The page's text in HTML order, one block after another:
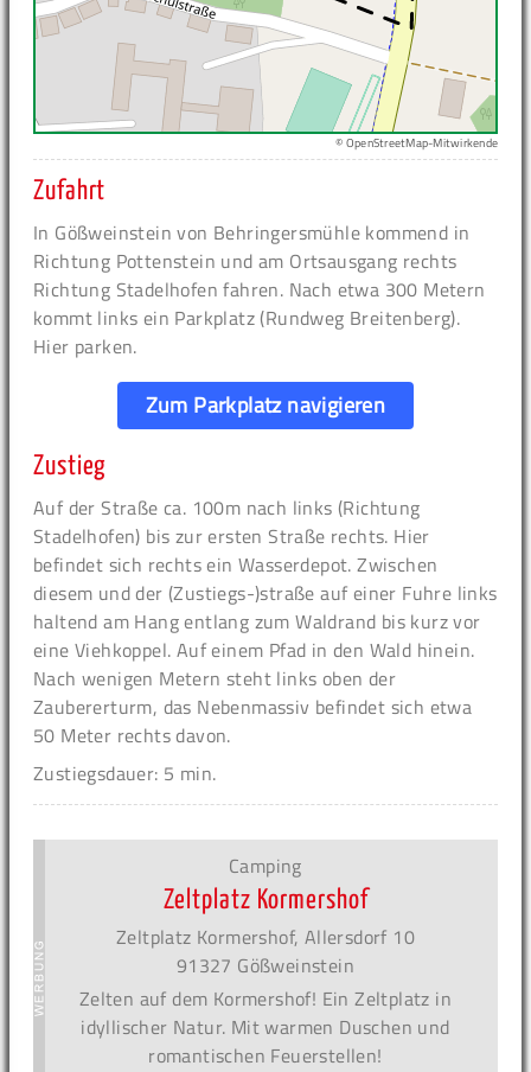
© OpenStreetMap-Mitwirkende
Zufahrt
In Gößweinstein von Behringersmühle kommend in
Richtung Pottenstein und am Ortsausgang rechts
Richtung Stadelhofen fahren. Nach etwa 300 Metern
kommt links ein Parkplatz (Rundweg Breitenberg).
Hier parken.
Zum Parkplatz navigieren
Zustieg
Auf der Straße ca. 100m nach links (Richtung
Stadelhofen) bis zur ersten Straße rechts. Hier
befindet sich rechts ein Wasserdepot. Zwischen
diesem und der (Zustiegs-)straße auf einer Fuhre links
haltend am Hang entlang zum Waldrand bis kurz vor
eine Viehkoppel. Auf einem Pfad in den Wald hinein.
Nach wenigen Metern steht links oben der
Zaubererturm, das Nebenmassiv befindet sich etwa
50 Meter rechts davon.
Zustiegsdauer: 5 min.
Camping
Zeltplatz Kormershof
Zeltplatz Kormershof, Allersdorf 10
91327 Gößweinstein
Zelten auf dem Kormershof! Ein Zeltplatz in
idyllischer Natur. Mit warmen Duschen und
romantischen Feuerstellen!